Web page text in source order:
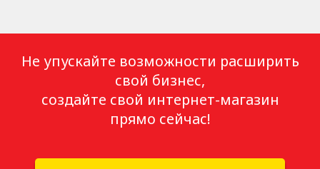
Не упускайте возможности расширить
свой бизнес,
создайте свой интернет-магазин
прямо сейчас!